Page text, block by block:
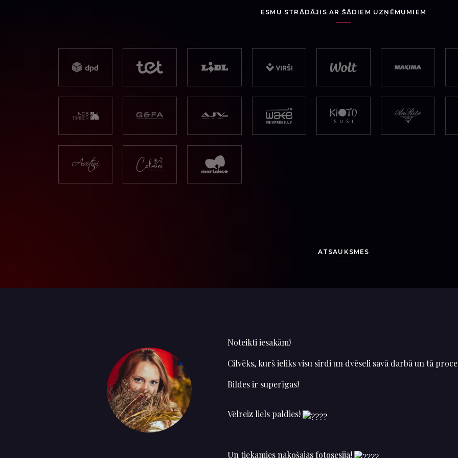
ESMU STRĀDĀJIS AR ŠĀDIEM UZŅĒMUMIEM
ATSAUKSMES
Noteikti iesakām!
Cilvēks, kurš ieliks visu sirdi un dvēseli savā darbā un tā
Bildes ir superīgas!
Vēlreiz liels paldies!
Un tiekamies nākošajās fotosesijā!